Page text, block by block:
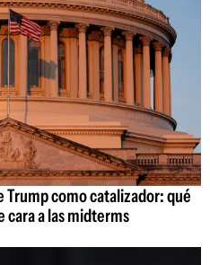
Trump como catalizador: qué
cara a las midterms